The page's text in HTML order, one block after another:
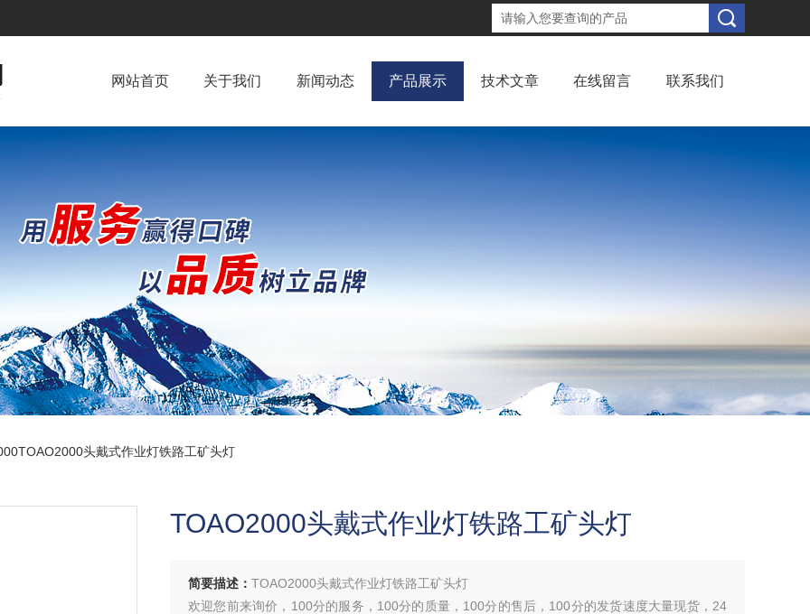
网站首页 关于我们 新闻动态 产品展示 技术文章 在线留言 联系我们
头戴式作业灯铁路工矿头灯
TOAO2000头戴式作业灯铁路工矿头灯
简要描述： TOAO2000头戴式作业灯铁路工矿头灯
欢迎您前来询价，100分的服务，100分的质量，100分的售后，100分的发货速度大量现货，24